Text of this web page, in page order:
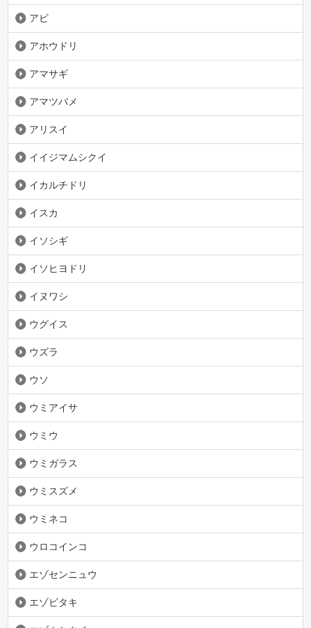
アビ
アホウドリ
アマサギ
アマツバメ
アリスイ
イイジマムシクイ
イカルチドリ
イスカ
イソシギ
イソヒヨドリ
イヌワシ
ウグイス
ウズラ
ウソ
ウミアイサ
ウミウ
ウミガラス
ウミスズメ
ウミネコ
ウロコインコ
エゾセンニュウ
エゾビタキ